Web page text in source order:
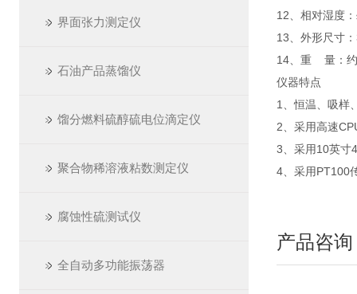
界面张力测定仪
石油产品蒸馏仪
馏分燃料硫醇硫电位滴定仪
聚合物稀溶液粘数测定仪
腐蚀性硫测试仪
全自动多功能振荡器
12、相对湿度
13、外形尺
14、重 量：
仪器特点
1、恒温、吸样
2、采用高速
3、采用10英寸
4、采用PT100
产品咨询